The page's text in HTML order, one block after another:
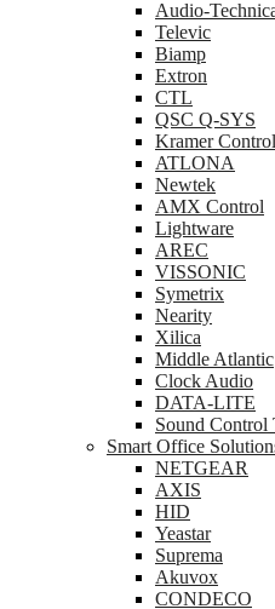
Audio-
Televic
Biamp
Extron
CTL
QSC Q-SYS
Kramer Control
ATLONA
Newtek
AMX Control
Lightware
AREC
VISSONIC
Symetrix
Nearity
Xilica
Middle Atlantic
Clock Audio
DATA-LITE
Sound Control
Smart Office
NETGEAR
AXIS
HID
Yeastar
Suprema
Akuvox
CONDECO